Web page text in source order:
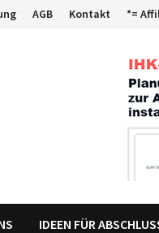
AGB Kontakt *=
IDEEN FÜR